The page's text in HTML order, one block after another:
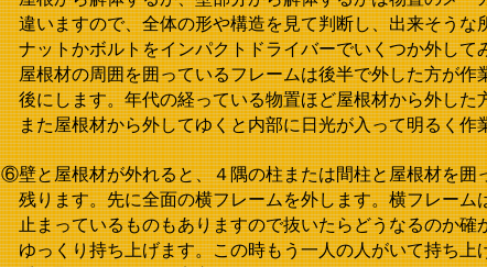
違いますので、全体の形や構造を見て判断し、出来そうな
ナットかボルトをインパクトドライバーでいくつか外して
屋根材の周囲を囲っているフレームは後半で外した方が作
後にします。年代の経っている物置ほど屋根材から外した
また屋根材から外してゆくと内部に日光が入って明るく作
⑥壁と屋根材が外れると、４隅の柱または間柱と屋根材を囲
残ります。先に全面の横フレームを外します。横フレーム
止まっているものもありますので抜いたらどうなるのか確
ゆっくり持ち上げます。この時もう一人の人がいて持ち上